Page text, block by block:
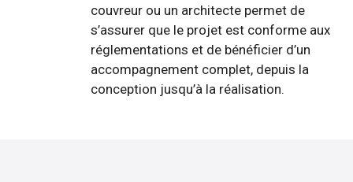
couvreur ou un architecte permet de
s’assurer que le projet est conforme aux
réglementations et de bénéficier d’un
accompagnement complet, depuis la
conception jusqu’à la réalisation.